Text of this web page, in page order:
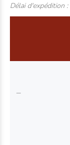
Délai d'expédition :